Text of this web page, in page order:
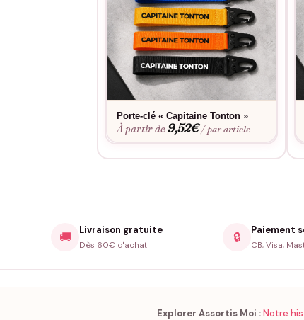
Porte-clé « Capitaine Tonton »
À partir de9,52€ / par article
🚚 Livraison gratuite
Dès 60€ d'achat
🔒 Paiement
CB, Visa,
Explorer Assortis Moi :Notre